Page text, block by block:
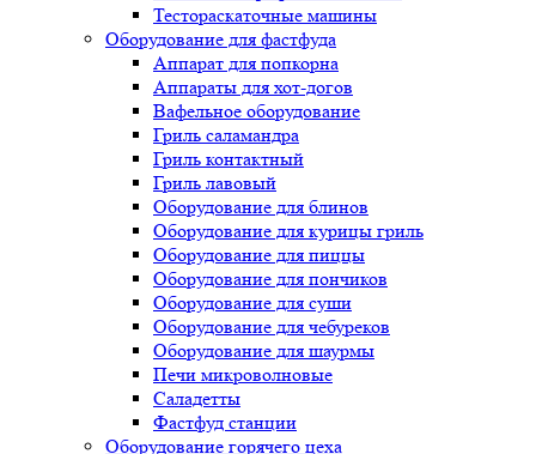
Тестораскаточные машины
Оборудование для фастфуда
Аппарат для попкорна
Аппараты для хот-догов
Вафельное оборудование
Гриль саламандра
Гриль контактный
Гриль лавовый
Оборудование для блинов
Оборудование для курицы гриль
Оборудование для пиццы
Оборудование для пончиков
Оборудование для суши
Оборудование для чебуреков
Оборудование для шаурмы
Печи микроволновые
Саладетты
Фастфуд станции
Оборудование горячего цеха